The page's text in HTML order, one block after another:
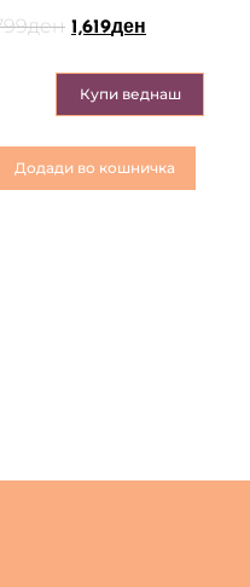
ден 1,619ден
Купи веднаш
Додади во кошничка